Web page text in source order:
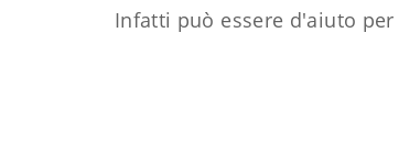
Infatti può essere d'aiuto